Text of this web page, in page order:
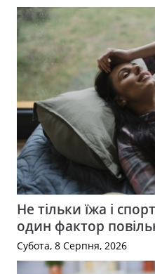
Не тільки їжа і
один фактор
Субота, 8 Серпня, 2026